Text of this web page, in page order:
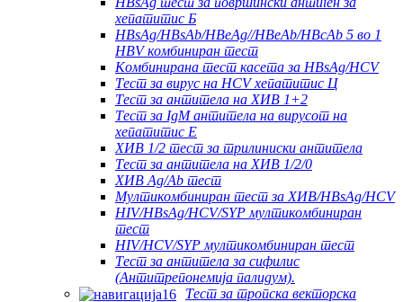
хепатитис Б
HBsAg/HBsAb/HBeAg//HBeAb/HBcAb 5 во 1
HBV комбиниран тест
Комбинирана тест касета за HBsAg/HCV
Тест за вирус на HCV хепатитис Ц
Тест за антитела на ХИВ 1+2
Тест за IgM антитела на вирусот на
хепатитис Е
ХИВ 1/2 тест за трилиниски антитела
Тест за антитела на ХИВ 1/2/0
ХИВ Ag/Ab тест
Мултикомбиниран тест за ХИВ/HBsAg/HCV
HIV/HBsAg/HCV/SYP мултикомбиниран
тест
HIV/HCV/SYP мултикомбиниран тест
Тест за антитела за сифилис
(Антитрепонемија палидум).
Тест за тропска векторска